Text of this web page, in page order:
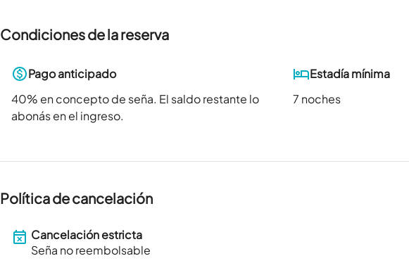
Condiciones de la reserva
Pago anticipado
40% en concepto de seña. El saldo restante lo
abonás en el ingreso.
Estadía mínima
7 noches
Política de cancelación
Cancelación estricta
Seña no reembolsable